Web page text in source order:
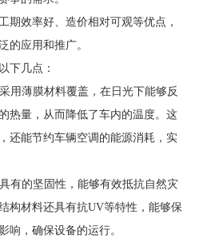
期效率好、造价相对可观等优点，
的应用和推广。
下几点：
用薄膜材料覆盖，在日光下能够反
热量，从而降低了车内的温度。这
还能节约车辆空调的能源消耗，实
有的坚固性，能够有效抵抗自然灾
构材料还具有抗UV等特性，能够保
响，确保设备的运行。